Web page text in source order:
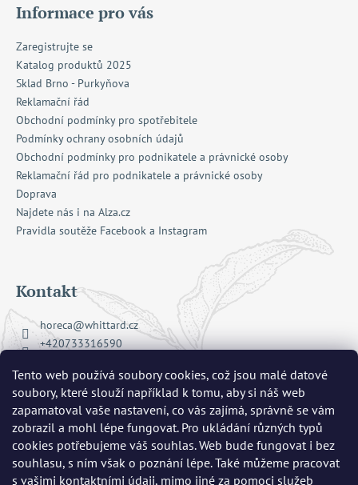
Tento web používá soubory cookies, což jsou malé datové
soubory, které slouží například k tomu, aby si náš web
zapamatoval vaše nastavení, co vás zajímá, správně se vám
zobrazil a mohl lépe fungovat. Pro ukládání různých typů
cookies potřebujeme váš souhlas. Web bude fungovat i bez
souhlasu, s ním však o poznání lépe. Také můžeme pracovat
s vašimi kontaktními údaji, mimo jiné za pomoci služeb
Informace pro vás
Zaregistrujte se
Katalog produktů 2025
Sklad Brno - Purkyňova
Reklamační řád
Obchodní podmínky pro spotřebitele
Podmínky ochrany osobních údajů
Obchodní podmínky pro podnikatele a právnické osoby
Reklamační řád pro podnikatele a právnické osoby
Doprava
Najdete nás i na Alza.cz
Pravidla soutěže Facebook a Instagram
Kontakt
horeca@whittard.cz
+420733316590
whittard_cz
Přijímáme online platby